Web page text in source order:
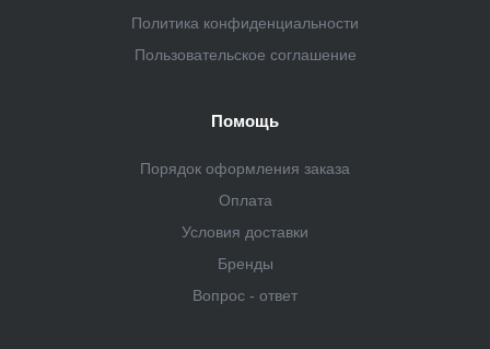
Политика конфиденциальности
Пользовательское соглашение
Помощь
Порядок оформления заказа
Оплата
Условия доставки
Бренды
Вопрос - ответ